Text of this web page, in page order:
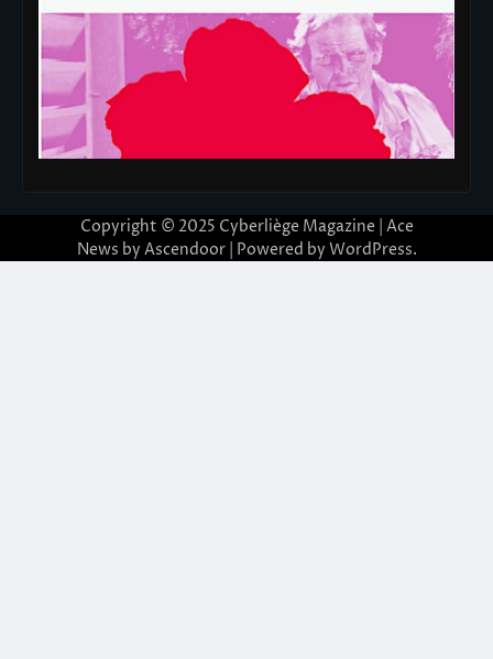
Copyright © 2025 Cyberliège Magazine | Ace
News by Ascendoor| Powered by WordPress.